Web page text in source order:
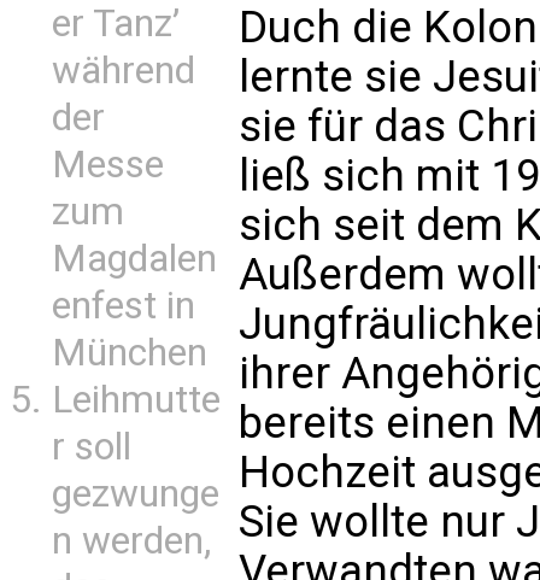
er Tanz’
während
der
Messe
zum
Magdalen
enfest in
München
Leihmutte
r soll
gezwunge
n werden,
Duch die
lernte sie
sie für das
ließ sich mit
sich seit dem
Außerdem
ihrer
bereits einen
Hochzeit
Sie wollte nur